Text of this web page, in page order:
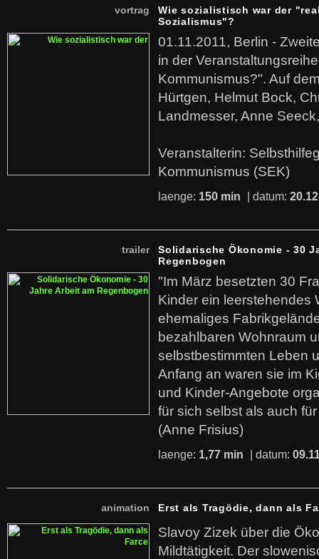
vortrag
Wie sozialistisch war der
Sozialismus"?
01.11.2011, Berlin -
in der
Kommunismus?". Auf
Hürtgen, Helmut Bock,
Landmesser, Anne
Veranstalterin:
Kommunismus (SEK)
laenge: 150 min | datum:
trailer
Solidarische Ökonomie - 30
Regenbogen
"Im März besetzten 30
Kinder ein leerstehendes
ehemaliges
bezahlbaren Wohnraum
selbstbestimmten Leben
Anfang an waren sie im
und Kinder-Angebote
für sich selbst als auch
(Anne Frisius)
laenge: 1,77 min | datum:
animation Erst als Tragödie, dann als
Slavoy Zizek über die
Mildtätigkeit. Der